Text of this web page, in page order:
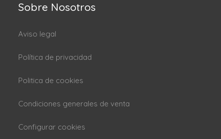
Sobre Nosotros
Aviso legal
Política de privacidad
Politica de cookies
Condiciones generales de venta
Configurar cookies